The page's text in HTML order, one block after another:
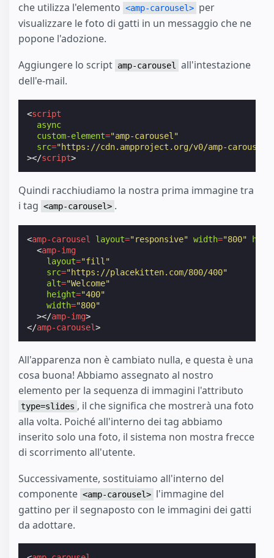
che utilizza l'elemento <amp-carousel> per
visualizzare le foto di gatti in un messaggio che ne
popone l'adozione.
Aggiungere lo script amp-carousel
all'intestazione
dell'e-mail.
<script
async
custom-element="amp-carousel"
src="https://cdn.ampproject.org/v0/amp-
></script>
Quindi racchiudiamo la nostra prima immagine tra
i tag <amp-carousel> .
<amp-carousel layout="responsive" width="800"
<amp-img
layout="fill"
src="https://placekitten.com/800/400"
alt="Welcome"
height="400"
width="800"
></amp-img>
</amp-carousel>
All'apparenza non è cambiato nulla, e questa è una
cosa buona! Abbiamo assegnato al nostro
elemento per la sequenza di immagini l'attributo
type=slides , il che significa che mostrerà una foto
alla volta. Poiché all'interno dei tag abbiamo
inserito solo una foto, il sistema non mostra frecce
di scorrimento all'utente.
Successivamente, sostituiamo all'interno del
componente <amp-carousel> l'immagine del
gattino per il segnaposto con le immagini dei gatti
da adottare.